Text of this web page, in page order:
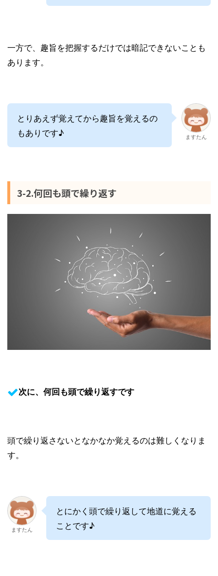
一方で、趣旨を把握するだけでは暗記できないことも
あります。
とりあえず覚えてから趣旨を覚えるの
もありです♪
ますたん
3-2.何回も頭で繰り返す
次に、何回も頭で繰り返すです
頭で繰り返さないとなかなか覚えるのは難しくなりま
す。
ますたん
とにかく頭で繰り返して地道に覚える
ことです♪